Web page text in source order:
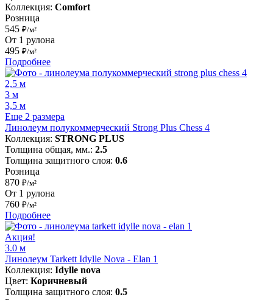
Коллекция: Comfort
Розница
545 ₽/м²
От 1 рулона
495 ₽/м²
Подробнее
2,5 м
3 м
3,5 м
Еще 2 размера
Линолеум полукоммерческий Strong Plus Chess 4
Коллекция: STRONG PLUS
Толщина общая, мм.: 2.5
Толщина защитного слоя: 0.6
Розница
870 ₽/м²
От 1 рулона
760 ₽/м²
Подробнее
Акция!
3.0 м
Линолеум Tarkett Idylle Nova - Elan 1
Коллекция: Idylle nova
Цвет: Коричневый
Толщина защитного слоя: 0.5